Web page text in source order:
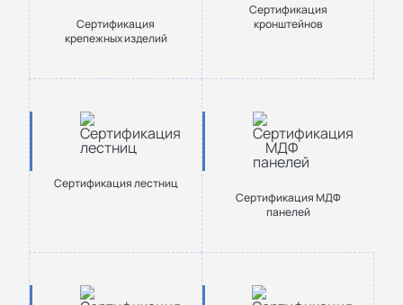
Сертификация
крепежных изделий
Сертификация
кронштейнов
Сертификация лестниц
Сертификация МДФ
панелей